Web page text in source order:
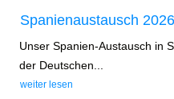
Spanienaustausch 2026
Unser Spanien-Austausch in
der Deutschen...
weiter lesen